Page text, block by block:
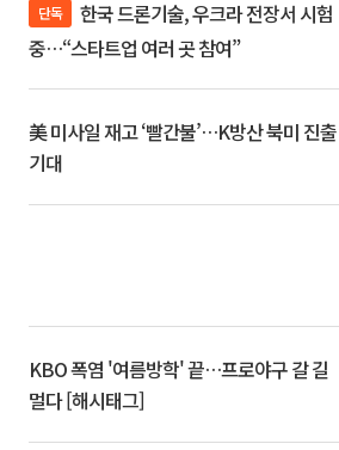
단독
중…“스타트업 여러 곳 참여”
美 미사일 재고 ‘빨간불’…K방산 북미 진출
기대
KBO 폭염 '여름방학' 끝…프로야구 갈 길
멀다 [해시태그]